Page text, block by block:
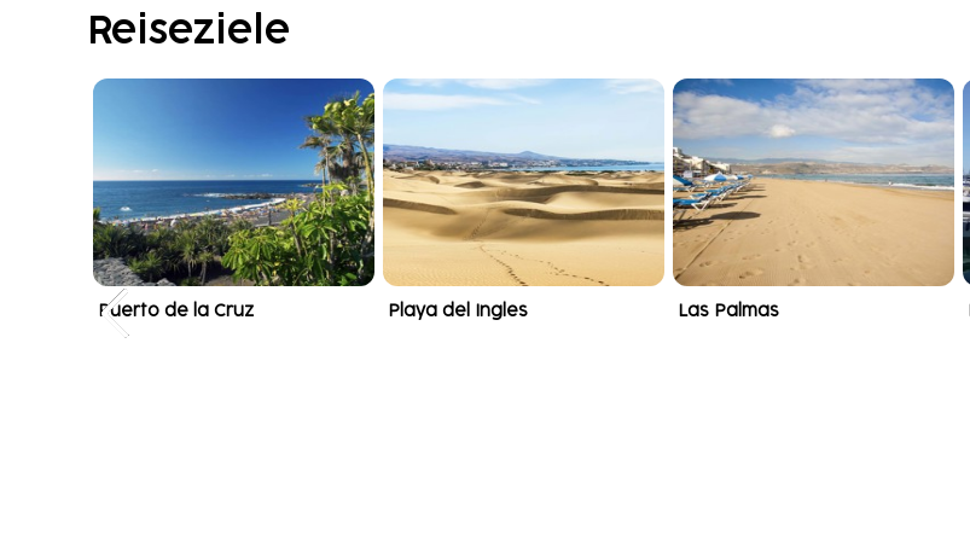
Reiseziele
Puerto de la Cruz Playa del Ingles Las Palmas